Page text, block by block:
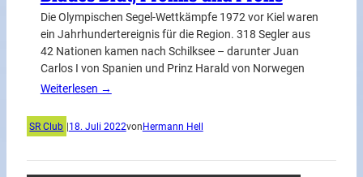
Die Olympischen Segel-Wettkämpfe 1972 vor Kiel waren
ein Jahrhundertereignis für die Region. 318 Segler aus
42 Nationen kamen nach Schilksee – darunter Juan
Carlos I von Spanien und Prinz Harald von Norwegen
Weiterlesen →
SR Club |18. Juli 2022vonHermann Hell